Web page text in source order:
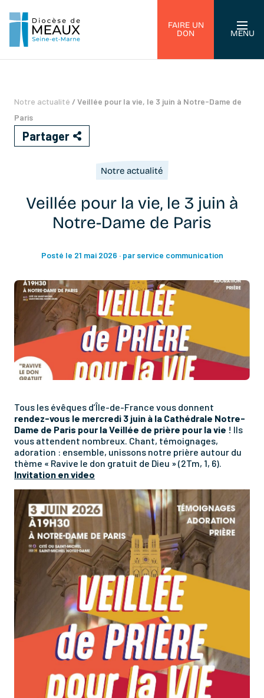
FAIRE UN
DON
MENU
Notre actualité /Veillée pour la vie, le 3 juin à Notre-Dame de
Paris
Partager
Notre actualité
Veillée pour la vie, le 3 juin à
Notre-Dame de Paris
Posté le 21 mai 2026 · par service communication
Tous les évêques d’Île-de-France vous donnent
rendez-vous le mercredi 3 juin à la Cathédrale Notre-
Dame de Paris pour la Veillée de prière pour la vie ! Ils
vous attendent nombreux. Chant, témoignages,
adoration : ensemble, unissons notre prière autour du
thème « Ravive le don gratuit de Dieu » (2Tm, 1, 6).
Invitation en video